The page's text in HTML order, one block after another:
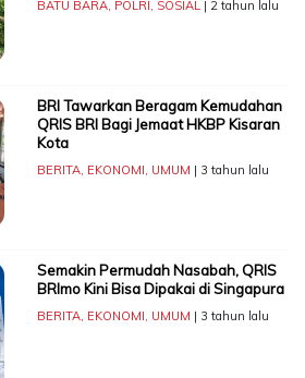
BATU BARA, POLRI, SOSIAL| 2 tahun lalu
BRI Tawarkan Beragam Kemudahan
QRIS BRI Bagi Jemaat HKBP Kisaran
Kota
BERITA, EKONOMI, UMUM | 3 tahun lalu
Semakin Permudah Nasabah, QRIS
BRImo Kini Bisa Dipakai di Singapura
BERITA, EKONOMI, UMUM | 3 tahun lalu